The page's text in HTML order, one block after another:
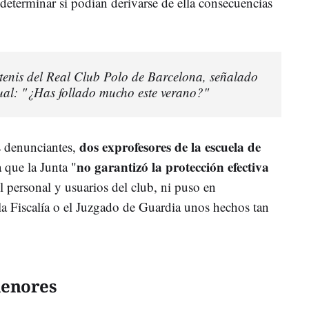
del Real Club Polo de Barcelona, señalado
"¿Has follado mucho este verano?"
dos exprofesores de la escuela de
la Junta "no garantizó la protección efectiva
y usuarios del club, ni puso en
Fiscalía o el Juzgado de Guardia unos hechos tan